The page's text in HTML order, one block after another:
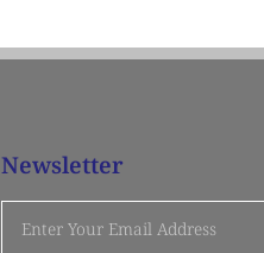
Newsletter